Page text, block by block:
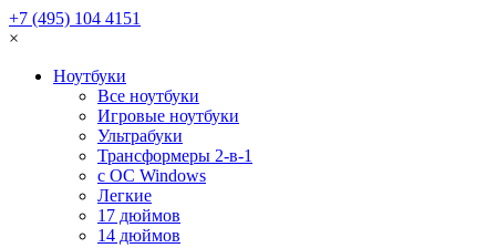
+7 (495) 104 4151
×
Ноутбуки
Все ноутбуки
Игровые ноутбуки
Ультрабуки
Трансформеры 2-в-1
с ОС Windows
Легкие
17 дюймов
14 дюймов